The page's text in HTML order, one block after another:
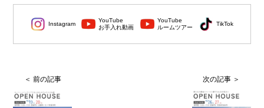
Instagram
YouTube
お手入れ動画
YouTube
ルームツアー
TikTok